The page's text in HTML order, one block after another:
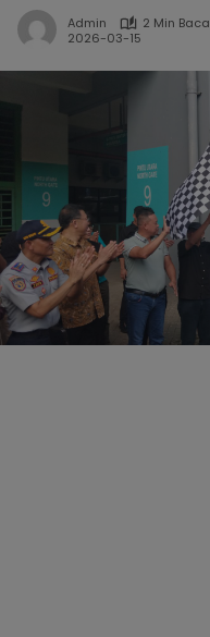
Admin
2 Min Baca
2026-03-15